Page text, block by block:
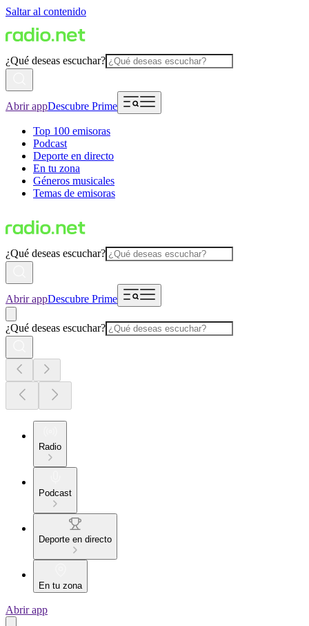
Saltar al contenido
¿Qué deseas escuchar?
Abrir appDescubre Prime
Top 100 emisoras
Podcast
Deporte en directo
En tu zona
Géneros musicales
Temas de emisoras
¿Qué deseas escuchar?
Abrir appDescubre Prime
¿Qué deseas escuchar?
Radio
Podcast
Deporte en directo
En tu zona
Abrir app